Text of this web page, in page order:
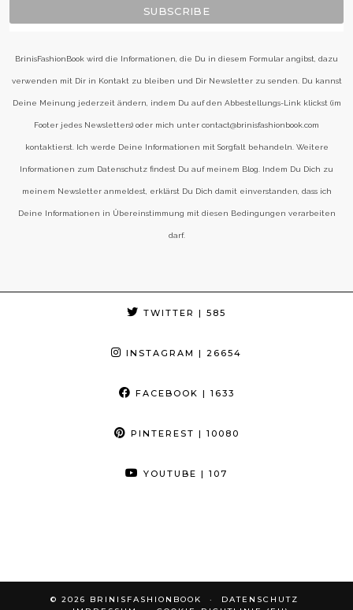
BrinisFashionBook wird die Informationen, die Du in diesem Formular angibst, dazu
verwenden mit Dir in Kontakt zu bleiben und Dir Newsletter zu senden. Du kannst
Deine Meinung jederzeit ändern, indem Du auf den Abbestellungs-Link klickst (im
Footer jedes Newsletters) oder mich unter contact@brinisfashionbook.com
kontaktierst. Ich werde Deine Informationen mit Sorgfalt behandeln. Weitere
Informationen zum Datenschutz findest Du auf meinem Blog. Indem Du Dich zu
meinem Newsletter anmeldest, erklärst Du Dich damit einverstanden, dass ich
Deine Informationen in Übereinstimmung mit diesen Bedingungen verarbeiten
darf.
TWITTER | 585
INSTAGRAM | 26654
FACEBOOK | 1633
PINTEREST | 10080
YOUTUBE | 107
© 2026 BRINISFASHIONBOOK
DATENSCHUTZ